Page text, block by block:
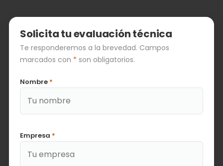
Solicita tu evaluación técnica
Te responderemos a la brevedad. Campos
marcados con * son obligatorios.
Nombre *
Empresa *